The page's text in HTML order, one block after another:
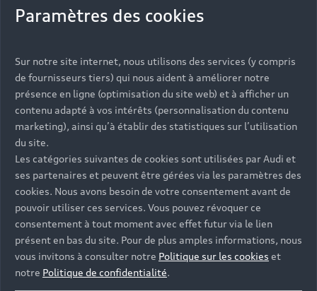
message aux plus petites marques et aux
progrès comme une dimension incontournable peut
vraiment faire la différence. Le progrès ne peut pas être
un hobby de niche, une activité de second plan, ou
quelque chose que l'on entreprend seulement quand on a
le temps. Nous devons restructurer la façon dont nous
pensons le progrès. Les marques doivent établir de
nouvelles normes, et les autres suivront. Les choses ne
changent que si les acteurs clés font preuve de courage
pour prendre des risques et innover.
Paramètres des cookies
Sur notre site internet, nous utilisons des services (y compris
de fournisseurs tiers) qui nous aident à améliorer notre
présence en ligne (optimisation du site web) et à afficher un
contenu adapté à vos intérêts (personnalisation du contenu
marketing), ainsi qu’à établir des statistiques sur l’utilisation
du site.
Les catégories suivantes de cookies sont utilisées par Audi et
ses partenaires et peuvent être gérées via les paramètres des
cookies. Nous avons besoin de votre consentement avant de
pouvoir utiliser ces services. Vous pouvez révoquer ce
consentement à tout moment avec effet futur via le lien
présent en bas du site. Pour de plus amples informations, nous
vous invitons à consulter notre Politique sur les cookies et
notre Politique de confidentialité.